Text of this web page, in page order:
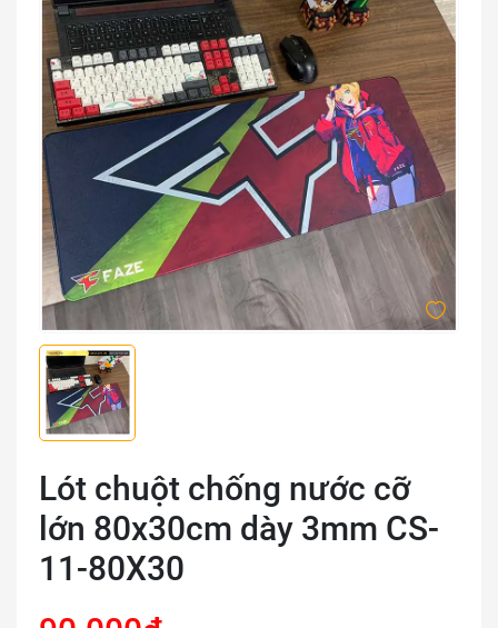
Lót chuột chống nước cỡ
lớn 80x30cm dày 3mm CS-
11-80X30